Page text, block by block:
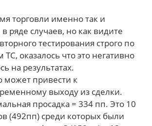
торговли именно так и
в ряде случаев, но как видите
тестирования строго по
ТС, оказалось что это негативно
на результатах.
может привести к
выходу из сделки.
просадка = 334 пп. Это 10
(492пп) среди которых были